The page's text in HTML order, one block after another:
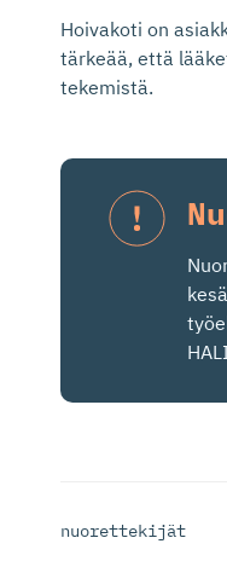
Hoivakoti on
tärkeää, että
tekemistä.
nuorettekijät